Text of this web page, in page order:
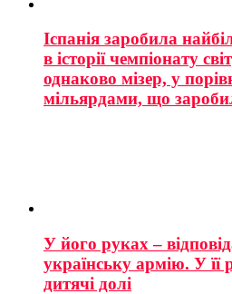
Іспанія заробила
в історії чемпіонату
однаково мізер, у
мільярдами, що
У його руках –
українську армію. У її
дитячі долі